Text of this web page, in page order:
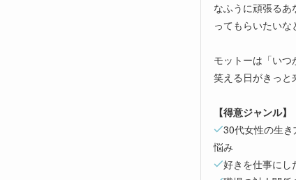
なふうに頑張るあ
ってもらいたいな
モットーは「いつ
笑える日がきっと
【得意ジャンル】
30代女性の生
悩み
好きを仕事にし